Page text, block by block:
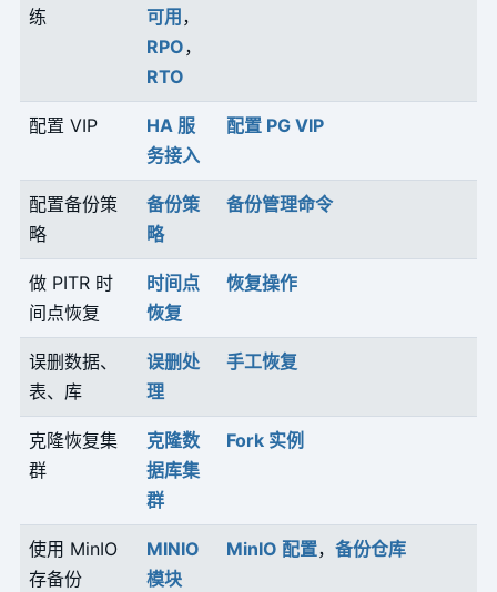
练
可用 ，
RPO，
RTO
配置 VIP
HA 服
务接入
配置 PG VIP
配置备份策
略
备份策
略
备份管理命令
做 PITR 时
间点恢复
时间点
恢复
恢复操作
误删数据、
表、库
误删处
理
手工恢复
克隆恢复集
群
克隆数
据库集
群
Fork 实例
使用 MinIO
存备份
MINIO
模块
MinIO 配置， 备份仓库